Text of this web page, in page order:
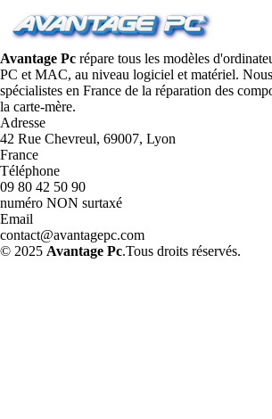
Avantage Pc répare tous les modèles
PC et MAC, au niveau logiciel et matériel.
spécialistes en France de la réparation des
la carte-mère.
Adresse
42 Rue Chevreul, 69007, Lyon
France
Téléphone
09 80 42 50 90
numéro NON surtaxé
Email
contact@avantagepc.com
© 2025 Avantage Pc.Tous droits réservés.